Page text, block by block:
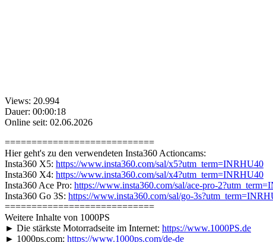
Views: 20.994
Dauer: 00:00:18
Online seit: 02.06.2026
============================
Hier geht's zu den verwendeten Insta360 Actioncams:
Insta360 X5: https://www.insta360.com/sal/x5?utm_term=INRHU40
Insta360 X4: https://www.insta360.com/sal/x4?utm_term=INRHU40
Insta360 Ace Pro: https://www.insta360.com/sal/ace-pro-
Insta360 Go 3S: https://www.insta360.com/sal/go-
============================
Weitere Inhalte von 1000PS
► Die stärkste Motorradseite im Internet: https://www.1000PS.de
► 1000ps.com: https://www.1000ps.com/de-de